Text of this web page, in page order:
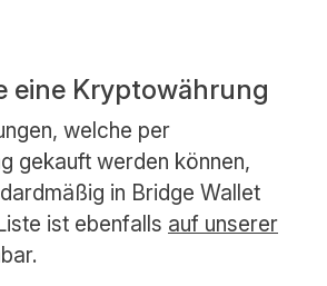
eine Kryptowährung
welche per
gekauft werden können,
in Bridge Wallet
ist ebenfalls auf unserer